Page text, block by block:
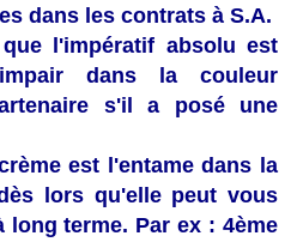
dans les contrats à S.A.
l'impératif absolu est
dans la couleur
s'il a posé une
est l'entame dans la
lors qu'elle peut vous
long terme. Par ex : 4ème